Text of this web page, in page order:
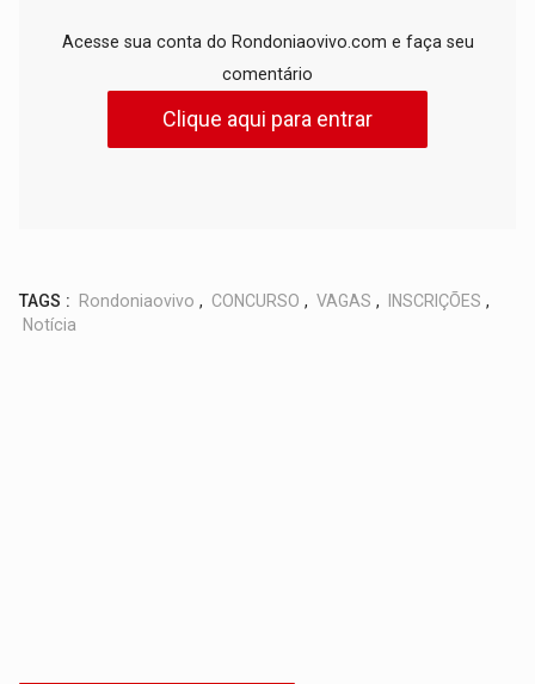
Acesse sua conta do Rondoniaovivo.com e faça seu
comentário
Clique aqui para entrar
TAGS : Rondoniaovivo , CONCURSO , VAGAS , INSCRIÇÕES ,
Notícia